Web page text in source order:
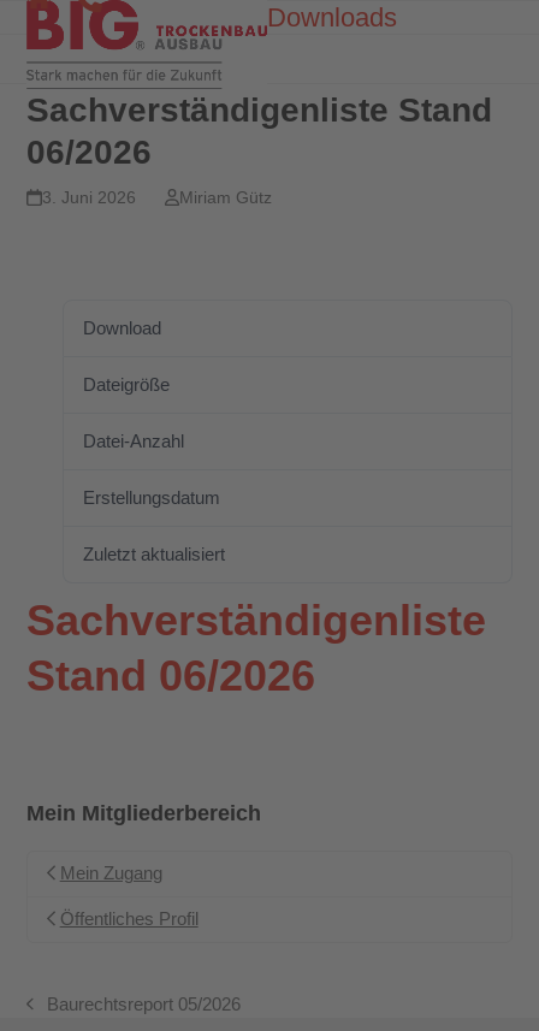
content
Open
mobile
menu
Close
mobile
menu
Downloads
Sachverständigenliste Stand
06/2026
3. Juni 2026 Miriam Gütz
Download
Dateigröße
Datei-Anzahl
Erstellungsdatum
Zuletzt aktualisiert
Sachverständigenliste
Stand 06/2026
Mein Mitgliederbereich
Mein Zugang
Öffentliches Profil
vorheriger
Baurechtsreport 05/2026